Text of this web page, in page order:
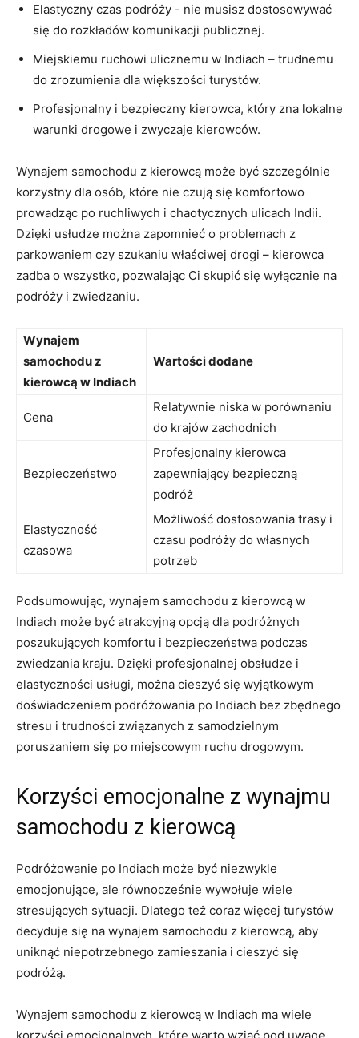
Elastyczny czas podróży ⁣- nie musisz⁤ dostosowywać
się do⁣ rozkładów komunikacji publicznej.
Miejskiemu ruchowi ulicznemu w Indiach – trudnemu
do zrozumienia ⁤dla większości‌ turystów.
Profesjonalny ⁣i bezpieczny kierowca,‍ który zna ​lokalne
warunki drogowe i zwyczaje ⁣kierowców.
Wynajem samochodu z ⁢kierowcą może być szczególnie
⁣korzystny dla osób, które nie czują ​się komfortowo
prowadząc po ruchliwych i chaotycznych ulicach⁤ Indii.
Dzięki usłudze można zapomnieć o⁢ problemach z
parkowaniem czy szukaniu‍ właściwej ⁢drogi – kierowca⁤
zadba ‌o⁤ wszystko, pozwalając Ci skupić ​się⁣ wyłącznie na
podróży i ‍zwiedzaniu.
Wynajem
⁣samochodu‌ z
kierowcą w Indiach
Wartości⁣ dodane
Cena
Relatywnie niska⁤ w porównaniu
do krajów zachodnich
Bezpieczeństwo
Profesjonalny kierowca
zapewniający‌ bezpieczną⁣
podróż
Elastyczność
czasowa
Możliwość dostosowania trasy i
czasu podróży do ⁢własnych
potrzeb
Podsumowując, wynajem samochodu ⁣z kierowcą w
Indiach może być atrakcyjną opcją dla‍ podróżnych
poszukujących ‌komfortu i bezpieczeństwa podczas
‌zwiedzania kraju. Dzięki⁢ profesjonalnej obsłudze‍ i⁢
elastyczności usługi, można cieszyć się wyjątkowym ​
doświadczeniem podróżowania po Indiach bez zbędnego
stresu i trudności ‍związanych z⁤ samodzielnym
poruszaniem się⁣ po miejscowym⁢ ruchu drogowym.
Korzyści emocjonalne ‌z wynajmu
samochodu z kierowcą
Podróżowanie po Indiach może ‌być⁤ niezwykle
emocjonujące, ale równocześnie wywołuje wiele
stresujących‍ sytuacji. Dlatego ⁣też coraz więcej turystów‌
decyduje ‍się na ‌wynajem samochodu z​ kierowcą, aby
uniknąć niepotrzebnego zamieszania i cieszyć‍ się
⁣podróżą.
Wynajem samochodu z kierowcą w Indiach ma‌ wiele